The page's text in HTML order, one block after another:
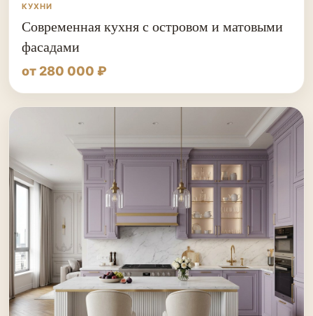
КУХНИ
Современная кухня с островом и матовыми
фасадами
от 280 000 ₽